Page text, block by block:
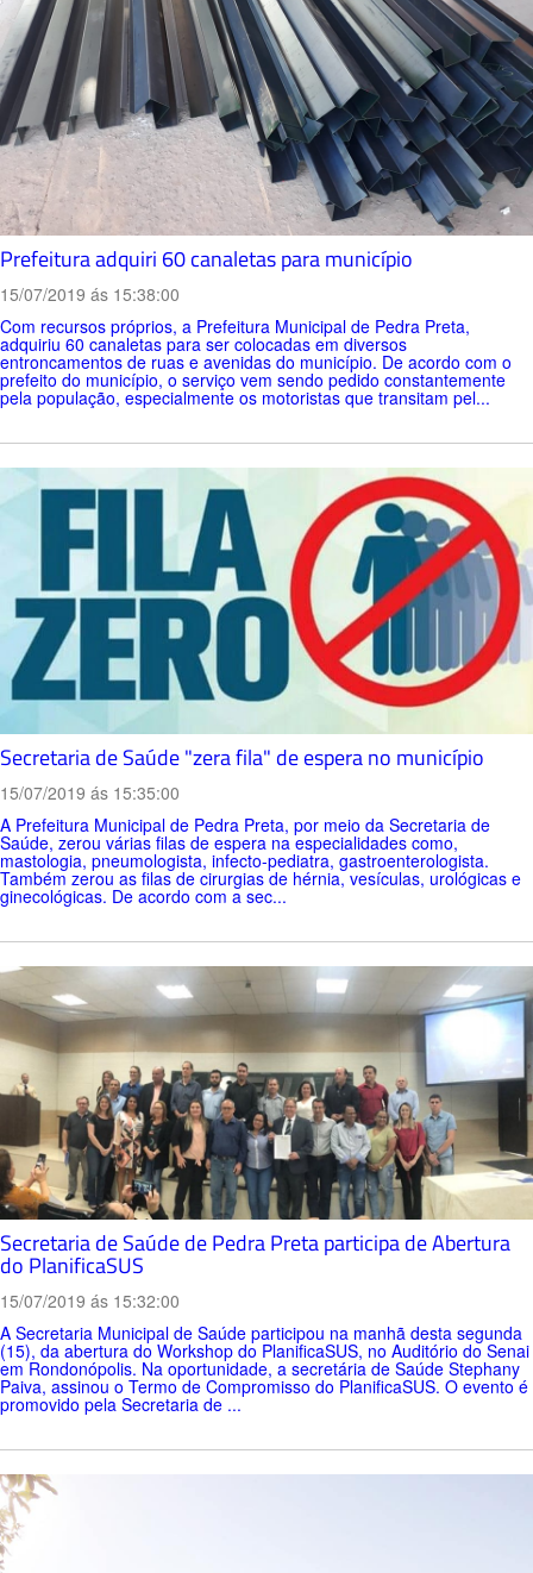
Prefeitura adquiri 60 canaletas para município
15/07/2019 ás 15:38:00
Com recursos próprios, a Prefeitura Municipal de Pedra Preta,
adquiriu 60 canaletas para ser colocadas em diversos
entroncamentos de ruas e avenidas do município. De acordo com o
prefeito do município, o serviço vem sendo pedido constantemente
pela população, especialmente os motoristas que transitam pel...
Secretaria de Saúde "zera fila" de espera no município
15/07/2019 ás 15:35:00
A Prefeitura Municipal de Pedra Preta, por meio da Secretaria de
Saúde, zerou várias filas de espera na especialidades como,
mastologia, pneumologista, infecto-pediatra, gastroenterologista.
Também zerou as filas de cirurgias de hérnia, vesículas, urológicas e
ginecológicas. De acordo com a sec...
Secretaria de Saúde de Pedra Preta participa de Abertura
do PlanificaSUS
15/07/2019 ás 15:32:00
A Secretaria Municipal de Saúde participou na manhã desta segunda
(15), da abertura do Workshop do PlanificaSUS, no Auditório do Senai
em Rondonópolis. Na oportunidade, a secretária de Saúde Stephany
Paiva, assinou o Termo de Compromisso do PlanificaSUS. O evento é
promovido pela Secretaria de ...